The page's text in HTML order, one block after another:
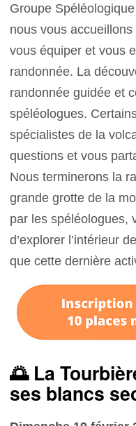
Groupe
nous vous accueillons
vous équiper et vous
randonnée. La
randonnée guidée et
spéléologues.
spécialistes de la
questions et vous
Nous terminerons la
grande grotte de la
par les spéléologues,
d’explorer l’intérieur
que cette dernière
🌅 La
ses blancs